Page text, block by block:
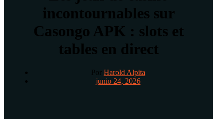
incontournables sur
Casongo APK : slots et
tables en direct
Por Harold Alpita
junio 24, 2026